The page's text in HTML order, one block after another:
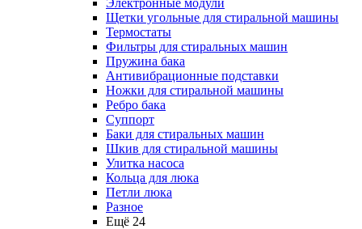
Электронные модули
Щетки угольные для стиральной машины
Термостаты
Фильтры для стиральных машин
Пружина бака
Антивибрационные подставки
Ножки для стиральной машины
Ребро бака
Суппорт
Баки для стиральных машин
Шкив для стиральной машины
Улитка насоса
Кольца для люка
Петли люка
Разное
Ещё 24